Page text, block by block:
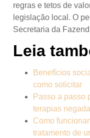
regras e tetos de
legislação local. O
Secretaria da
Leia
Benefícios
como solicitar
Passo a passo
terapias
Como
tratamento de